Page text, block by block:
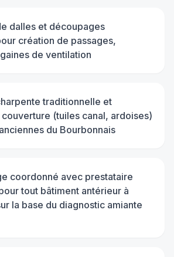
dalles et découpages
création de passages,
de ventilation
traditionnelle et
(tuiles canal, ardoises)
du Bourbonnais
coordonné avec prestataire
tout bâtiment antérieur à
la base du diagnostic amiante